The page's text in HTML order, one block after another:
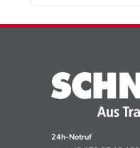
24h-Notruf